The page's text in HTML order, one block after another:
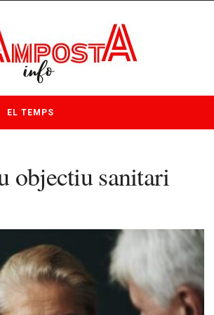
EL TEMPS
objectiu sanitari